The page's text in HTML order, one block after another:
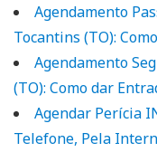
Agendamento
Tocantins (TO):
Agendamento
(TO): Como dar
Agendar Perícia
Telefone, Pela